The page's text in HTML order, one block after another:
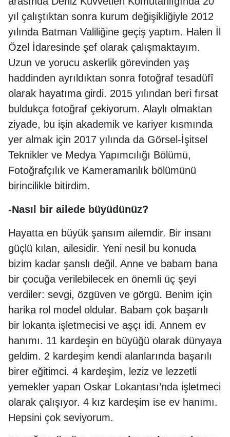
yıl çalıştıktan sonra kurum değişikliğiyle 2012
yılında Batman Valiliğine geçiş yaptım. Halen İl
Özel İdaresinde şef olarak çalışmaktayım.
Uzun ve yorucu askerlik görevinden yaş
haddinden ayrıldıktan sonra fotoğraf tesadüfî
olarak hayatıma girdi. 2015 yılından beri fırsat
buldukça fotoğraf çekiyorum. Alaylı olmaktan
ziyade, bu işin akademik ve kariyer kısmında
yer almak için 2017 yılında da Görsel-İşitsel
Teknikler ve Medya Yapımcılığı Bölümü,
Fotoğrafçılık ve Kameramanlık bölümünü
birincilikle bitirdim.
-Nasıl bir ailede büyüdünüz?
Hayatta en büyük şansım ailemdir. Bir insanı
güçlü kılan, ailesidir. Yeni nesil bu konuda
bizim kadar şanslı değil. Anne ve babam bana
bir çocuğa verilebilecek en önemli üç şeyi
verdiler: sevgi, özgüven ve görgü. Benim için
harika rol model oldular. Babam çok başarılı
bir lokanta işletmecisi ve aşçı idi. Annem ev
hanımı. 11 kardeşin en büyüğü olarak dünyaya
geldim. 2 kardeşim kendi alanlarında başarılı
birer eğitimci. 4 kardeşim, leziz ve lezzetli
yemekler yapan Oskar Lokantası’nda işletmeci
olarak çalışıyor. 4 kız kardeşim ise ev hanımı.
Hepsini çok seviyorum.